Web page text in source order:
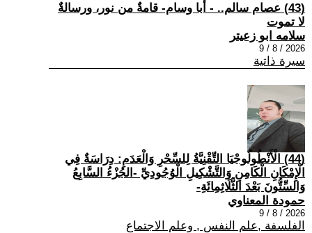
(43) عصام سالم.. - أبا وسام- قامةٌ من نور، ورسالةٌ
لا تموت
سلامه ابو زعيتر
2026 / 8 / 9
سيرة ذاتية
(44) الْأَنْطُولُوجْيَا التِّقْنِيَّةُ لِلسِّحْرِ وَالْعَدَمِ: دِرَاسَةٌ فِي
الْإِمْكَانِ الْكَامِنِ وَالتَّشْكِيلِ الْوُجُودِيِّ -الجُزْءُ السَّابِعُ
وَالسِّتُّونَ بَعْدَ الثَّلَاثِمِائَةِ-
حمودة المعناوي
2026 / 8 / 9
الفلسفة ,علم النفس , وعلم الاجتماع